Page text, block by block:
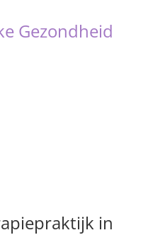
Gezondheid
in